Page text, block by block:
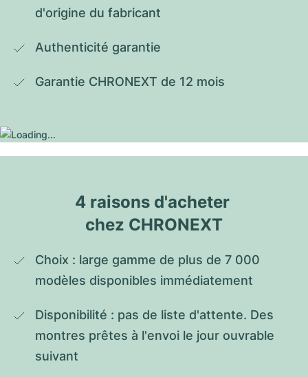
d'origine du fabricant
Authenticité garantie
Garantie CHRONEXT de 12 mois
4 raisons d'acheter
chez CHRONEXT
Choix : large gamme de plus de 7 000
modèles disponibles immédiatement
Disponibilité : pas de liste d'attente. Des
montres prêtes à l'envoi le jour ouvrable
suivant